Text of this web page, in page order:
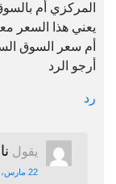
المركزي أم
يعني هذا السعر
أم سعر السوق
أرجو الرد
رد
يقول
22 مارس، 2022 الساعة 9:08 ص